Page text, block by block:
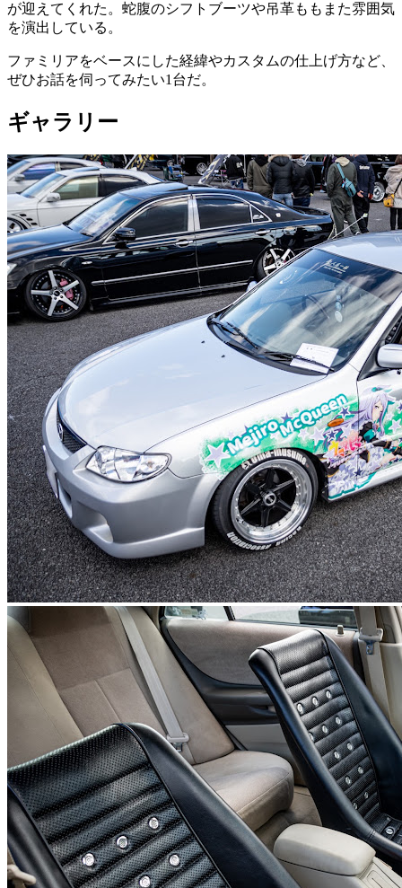
が迎えてくれた。蛇腹のシフトブーツや吊革ももまた雰囲気
を演出している。
ファミリアをベースにした経緯やカスタムの仕上げ方など、
ぜひお話を伺ってみたい1台だ。
ギャラリー